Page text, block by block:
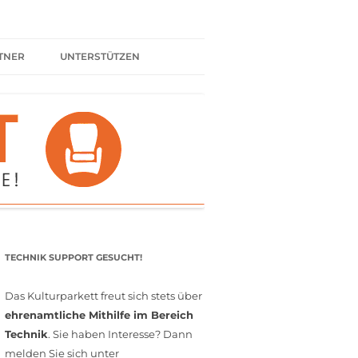
UNTERSTÜTZEN
SPENDEN
FÖRDERMITGLIED WERDEN
MITGLIEDSCHAFT
TECHNIK SUPPORT GESUCHT!
Das Kulturparkett freut sich stets über
ehrenamtliche Mithilfe im Bereich
Technik. Sie haben Interesse? Dann
melden Sie sich unter